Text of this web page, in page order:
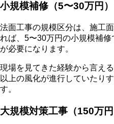
小規模補修（5〜30万円
法面工事の規模区分は、施工
れば、5〜30万円の小規模補
が必要になります。
現場を見てきた経験から言え
以上の風化が進行していたり
す。
大規模対策工事（150万